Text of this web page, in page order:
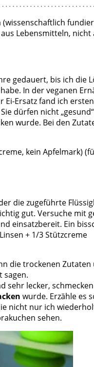
Lebensmitteln,
gedauert, bis ich die
In der veganen
Ersatz fand ich
dürfen nicht
wurde. Bei den
kein Apfelmark)
die zugeführte
gut. Versuche
einsatzbereit. Ein
+ 1/3 Stützcreme
die trockenen
sagen.
sehr lecker,
wurde. Erzähle es
nicht nur ich
sehen.